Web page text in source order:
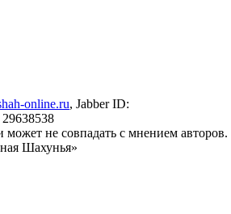
online.ru, Jabber ID:
не совпадать с мнением авторов.
Шахунья»